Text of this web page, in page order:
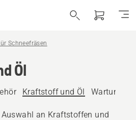
Schneefräsen
Öl
Kraftstoff und Öl Wartungs-
an Kraftstoffen und